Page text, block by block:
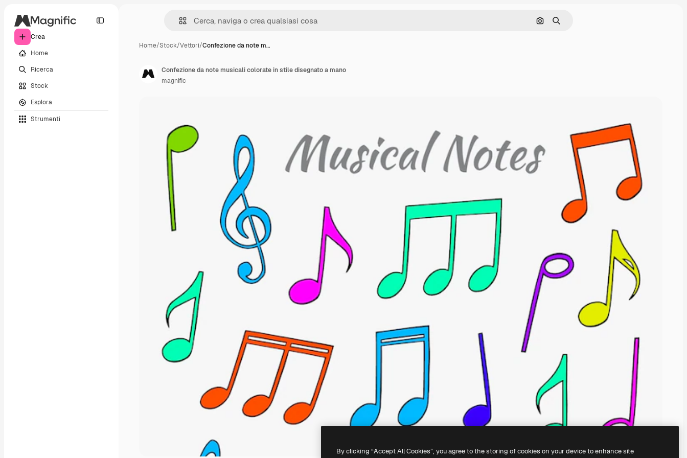
Crea
Home
Ricerca
Stock
Esplora
Strumenti
Cerca per immagine
Ricerca
Home/Stock/Vettori/Confezione da note m…
Confezione da note musicali colorate in stile disegnato a mano
magnific
By clicking “Accept All Cookies”, you agree to the storing of cookies on your device to enhance site